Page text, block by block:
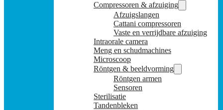
Compressoren & afzuiging
Afzuigslangen
Cattani compressoren
Vaste en verrijdbare afzuiging
Intraorale camera
Meng en schudmachines
Microscoop
Röntgen & beeldvorming
Röntgen armen
Sensoren
Sterilisatie
Tandenbleken